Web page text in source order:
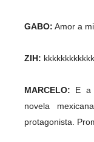
GABO: Amor a
ZIH: kkkkkkkkkkkk
MARCELO: E a
novela
protagonista.